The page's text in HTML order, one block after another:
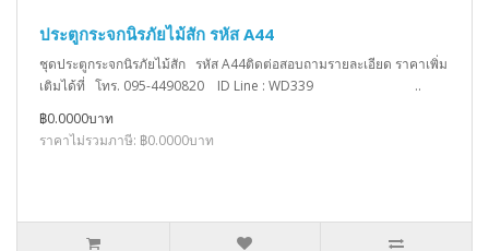
ประตูกระจกนิรภัยไม้สัก รหัส A44
ชุดประตูกระจกนิรภัยไม้สัก รหัส A44ติดต่อสอบถามรายละเอียด ราคาเพิ่ม
เติมได้ที่ โทร. 095-4490820 ID Line : WD339 ..
฿0.0000บาท
ราคาไม่รวมภาษี: ฿0.0000บาท